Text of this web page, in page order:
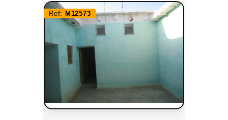
Ref: M12573